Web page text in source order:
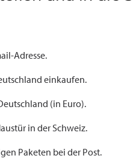
Adresse.
einkaufen.
(in Euro).
in der Schweiz.
Paketen bei der Post.